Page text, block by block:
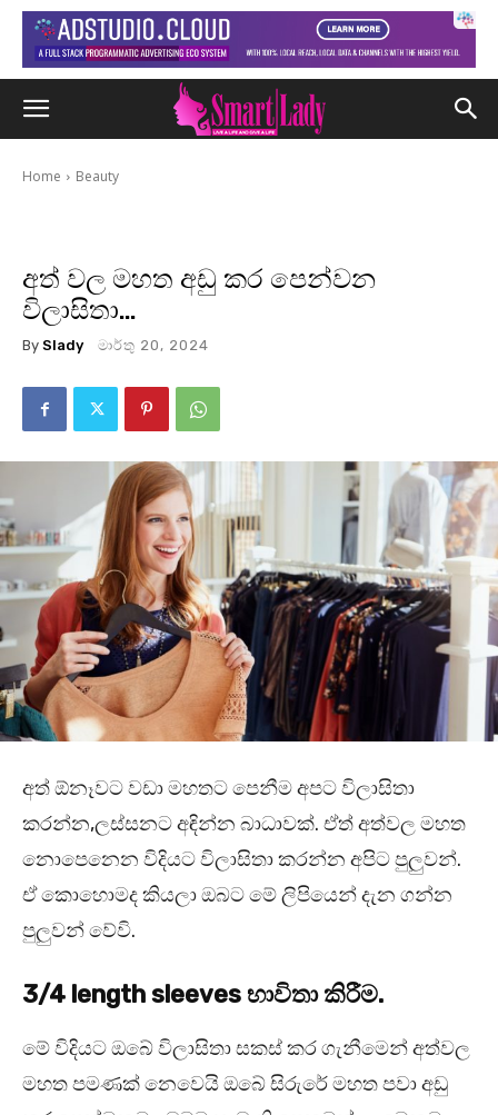
Home Beauty
අත් වල මහත අඩු කර පෙන්වන
විලාසිතා…
By Slady මාර්තු 20, 2024
අත් ඕනෑවට වඩා මහතට පෙනීම අපට විලාසිතා
කරන්න,ලස්සනට අඳින්න බාධාවක්. ඒත් අත්වල මහත
නොපෙනෙන විදියට විලාසිතා කරන්න අපිට පුලුවන්.
ඒ කොහොමද කියලා ඔබට මේ ලිපියෙන් දැන ගන්න
පුලුවන් වේවි.
3/4 length sleeves භාවිතා කිරීම.
මේ විදියට ඔබේ විලාසිතා සකස් කර ගැනීමෙන් අත්වල
මහත පමණක් නෙවෙයි ඔබේ සිරුරේ මහත පවා අඩු